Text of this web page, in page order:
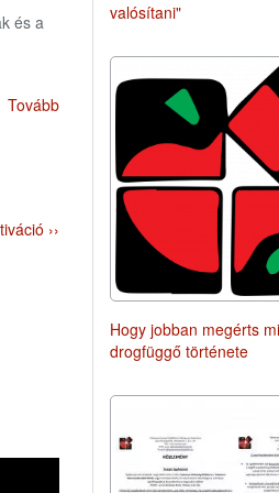
és a
Tovább
››
valósítani"
Hogy jobban megérts
drogfüggő története